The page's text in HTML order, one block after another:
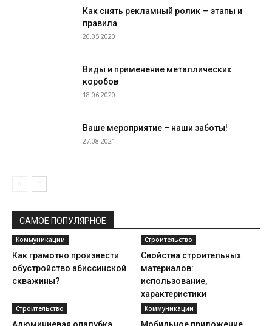
Как снять рекламный ролик — этапы и
правила
20.05.2020
Виды и применение металлических
коробов
18.06.2020
Ваше мероприятие – наши заботы!
27.08.2021
САМОЕ ПОПУЛЯРНОЕ
Коммуникации
Как грамотно произвести
обустройство абиссинской
скважины?
Строительство
Свойства строительных
материалов:
использование,
характеристики
Строительство Коммуникации